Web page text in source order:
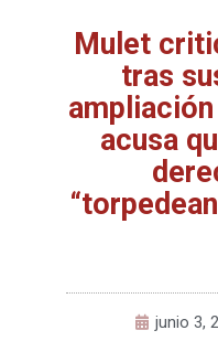
Mulet
tras
acusa
junio 3,